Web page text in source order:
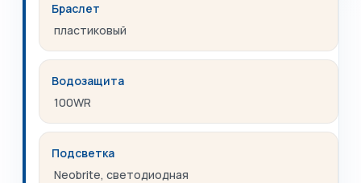
Браслет
пластиковый
Водозащита
100WR
Подсветка
Neobrite, светодиодная